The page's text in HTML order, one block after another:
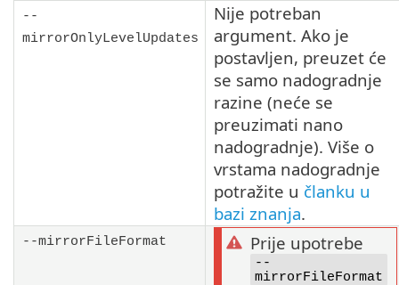
--
mirrorOnlyLevelUpdates
Nije potreban
argument. Ako je
postavljen, preuzet će
se samo nadogradnje
razine (neće se
preuzimati nano
nadogradnje). Više o
vrstama nadogradnje
potražite u članku u
bazi znanja.
--mirrorFileFormat Prije upotrebe
--
mirrorFileFormat